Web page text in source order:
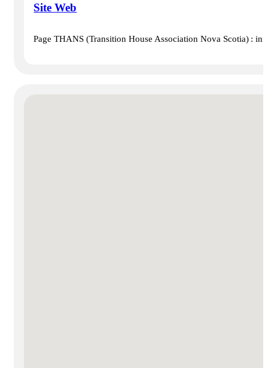
Site Web
Page THANS (Transition House Association Nova Scotia) :